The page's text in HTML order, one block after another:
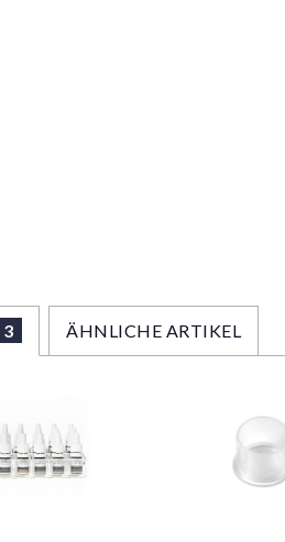
3 ÄHNLICHE ARTIKEL